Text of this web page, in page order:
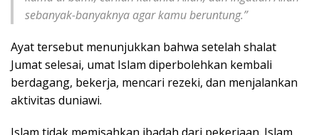
sebanyak-banyaknya agar kamu beruntung.”
Ayat tersebut menunjukkan bahwa setelah shalat
Jumat selesai, umat Islam diperbolehkan kembali
berdagang, bekerja, mencari rezeki, dan menjalankan
aktivitas duniawi.
Islam tidak memisahkan ibadah dari pekerjaan. Islam